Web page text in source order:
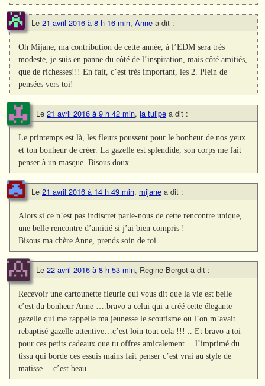
Le 21 avril 2016 à 8 h 16 min, Anne a dit :
Oh Mijane, ma contribution de cette année, à l’EDM sera très
modeste, je suis en panne du côté de l’inspiration, mais côté amitiés,
que de richesses!!! En fait, c’est très important, les 2. Plein de
pensées vers toi!
Le 21 avril 2016 à 9 h 42 min, la tulipe a dit :
Le printemps est là, les fleurs poussent pour le bonheur de nos yeux
et ton bonheur de créer. La gazelle est splendide, son corps me fait
penser à un masque. Bisous doux.
Le 21 avril 2016 à 14 h 49 min, mijane a dit :
Alors si ce n’est pas indiscret parle-nous de cette rencontre unique,
une belle rencontre d’amitié si j’ai bien compris !
Bisous ma chère Anne, prends soin de toi
Le 22 avril 2016 à 8 h 53 min, Regine Bergot a dit :
Recevoir une cartounette fleurie qui vous dit que la vie est belle
c’est du bonheur Anne ….bravo a celui qui a créé cette élegante
gazelle qui me rappelle ma jeunesse le scoutisme ou l’on m’avait
rebaptisé gazelle attentive…c’est loin tout cela !!! .. Et bravo a toi
pour ces petits cadeaux que tu offres amicalement …l’imprimé du
tissu qui borde ces essuis mains fait penser c’est vrai au style de
matisse …c’est beau ……